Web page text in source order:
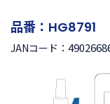
品番： HG8791
JANコード：